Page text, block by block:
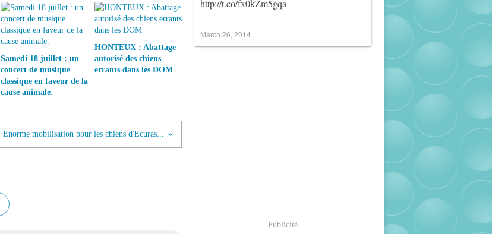
Samedi 18 juillet : un
concert de musique
classique en faveur de la
cause animale.
HONTEUX : Abattage
autorisé des chiens
errants dans les DOM
Enorme mobilisation pour les chiens d'Ecuras...
http://t.co/fx0kZm5gqa
March 26, 2014
Publicité